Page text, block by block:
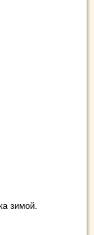
зимой.